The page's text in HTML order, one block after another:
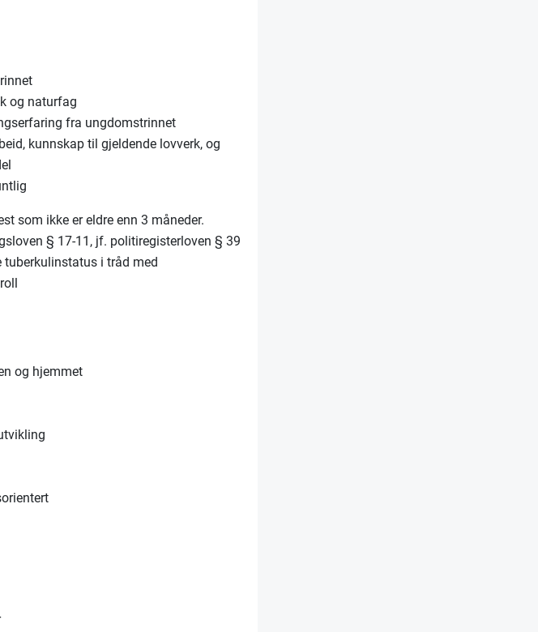
og naturfag
fra ungdomstrinnet
kunnskap til gjeldende lovverk, og
som ikke er eldre enn 3 måneder.
§ 17-11, jf. politiregisterloven § 39
i tråd med
og hjemmet